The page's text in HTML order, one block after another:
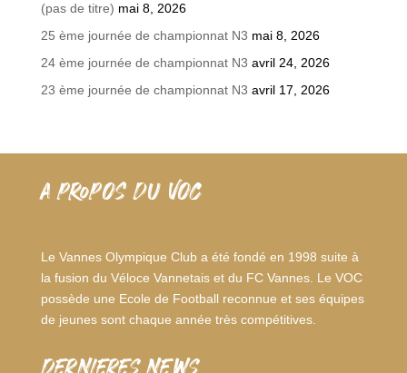
(pas de titre) mai 8, 2026
25 ème journée de championnat N3 mai 8, 2026
24 ème journée de championnat N3 avril 24, 2026
23 ème journée de championnat N3 avril 17, 2026
A PROPOS DU VOC
Le Vannes Olympique Club a été fondé en 1998 suite à
la fusion du Véloce Vannetais et du FC Vannes. Le VOC
possède une Ecole de Football reconnue et ses équipes
de jeunes sont chaque année très compétitives.